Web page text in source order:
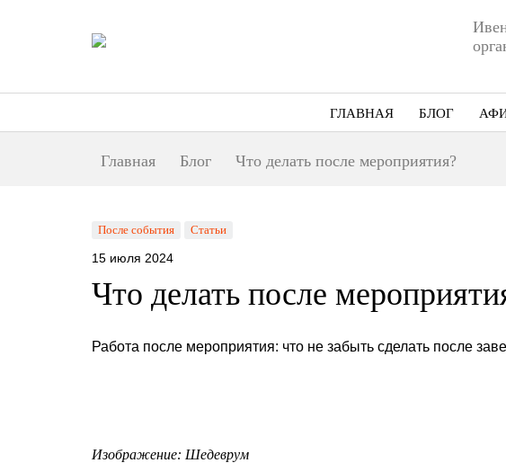
ГЛАВНАЯ БЛОГ
Главная Блог Что делать после мероприятия?
После события Статьи
15 июля 2024
Что делать после
Работа после мероприятия: что не забыть сделать после
Изображение: Шедеврум